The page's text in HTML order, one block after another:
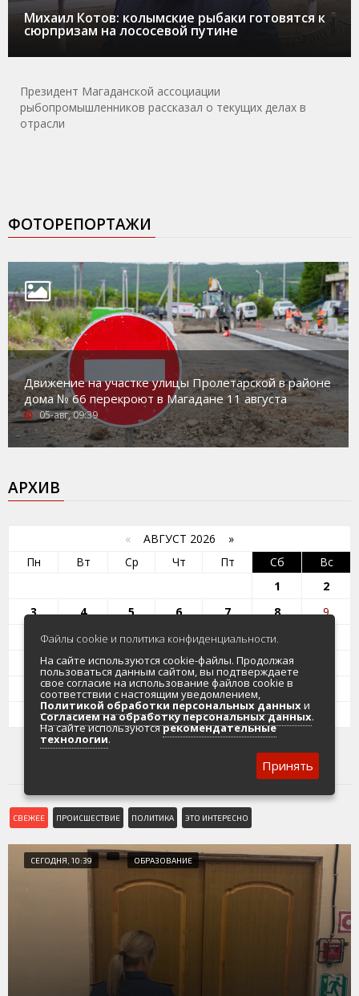
Михаил Котов: колымские рыбаки готовятся к
сюрпризам на лососевой путине
Президент Магаданской ассоциации
рыбопромышленников рассказал о текущих делах в
отрасли
ФОТОРЕПОРТАЖИ
Движение на участке улицы Пролетарской в районе
дома № 66 перекроют в Магадане 11 августа
05-авг, 09:39
АРХИВ
« АВГУСТ 2026 »
Пн
Вт Ср Чт Пт Сб
Вс
1
2
3
4 5 6 7 8
9
11 12 13 14 15
18 19 20 21 22
25 26 27 28 29
СВЕЖЕЕ ПРОИСШЕСТВИЕ ПОЛИТИКА ЭТО ИНТЕРЕСНО
СЕГОДНЯ, 10:39 ОБРАЗОВАНИЕ
Файлы cookie и политика конфиденциальности.
На сайте используются cookie-файлы. Продолжая
пользоваться данным сайтом, вы подтверждаете
свое согласие на использование файлов cookie в
соответствии с настоящим уведомлением,
Политикой обработки персональных данныхи
Согласием на обработку персональных данных.
На сайте используютсярекомендательные
технологии.
Принять